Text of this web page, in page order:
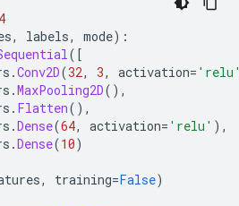
, labels, mode):
([
.Conv2D(32, 3, activation=
.MaxPooling2D(),
. Flatten(),
.Dense(64, activation= 'relu' ),
.Dense(10)
, training=False)